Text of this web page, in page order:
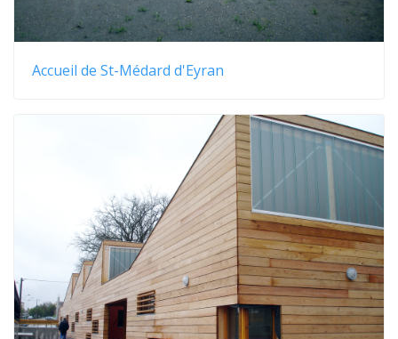
Accueil de St-Médard d'Eyran